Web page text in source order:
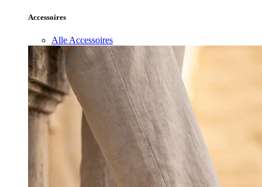
Accessoires
Alle Accessoires